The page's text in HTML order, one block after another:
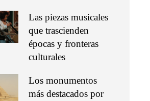
Las piezas musicales
que trascienden
épocas y fronteras
culturales
Los monumentos
más destacados por